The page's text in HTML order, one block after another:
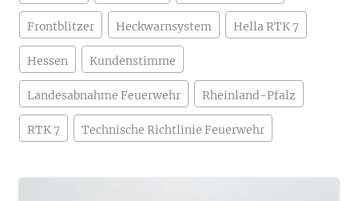
Frontblitzer Heckwarnsystem Hella RTK 7
Hessen Kundenstimme
Landesabnahme Feuerwehr Rheinland-Pfalz
RTK 7 Technische Richtlinie Feuerwehr